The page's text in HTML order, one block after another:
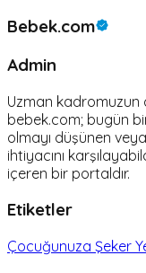
Bebek.com
Admin
Uzman kadromuzun
bebek.com; bugün
olmayı düşünen
ihtiyacını
içeren bir portaldır.
Etiketler
Çocuğunuza Şeker